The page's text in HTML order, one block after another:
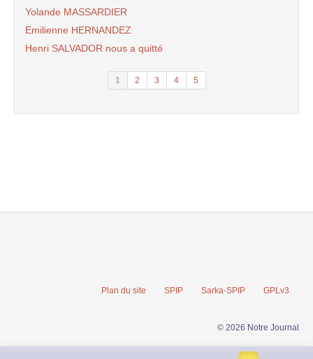
Yolande MASSARDIER
Emilienne HERNANDEZ
Henri SALVADOR nous a quitté
1 2 3 4 5
Plan du site SPIP Sarka-SPIP GPLv3
© 2026 Notre Journal